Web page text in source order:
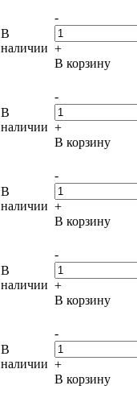
В
наличии
-
+
В корзину
В
наличии
-
+
В корзину
В
наличии
-
+
В корзину
В
наличии
-
+
В корзину
В
наличии
-
+
В корзину